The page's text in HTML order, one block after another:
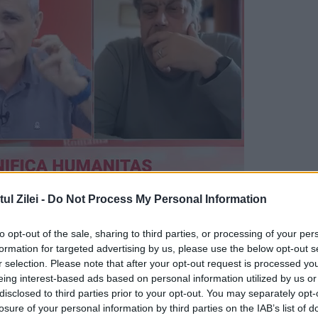
Zilei - Do Not Process My Personal Information
opt-out of the sale, sharing to third parties, or processing of your
for targeted advertising by us, please use the below opt-out
selection. Please note that after your opt-out request is processed
interest-based ads based on personal information utilized by us
to third parties prior to your opt-out. You may separately
of your personal information by third parties on the IAB’s list of
artistului. El îndemnătineretul să devină
fiți președinți, prim miniștri, miniștri,
români”, a spus Mălaimare.
conduși de analfabeți, de proști cu